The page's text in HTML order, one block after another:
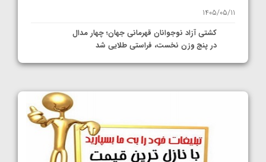
1405/05/11
کشتی آزاد نوجوانان قهرمانی جهان؛ چهار مدال
در پنج وزن نخست، فراستی طلایی شد
1405/05/11
کشتی آزاد نوجوانان جهان؛ رقبای نمایندگان
ایران مشخص شدند